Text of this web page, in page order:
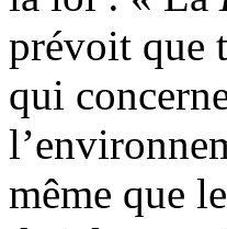
prévoit que
qui
même que